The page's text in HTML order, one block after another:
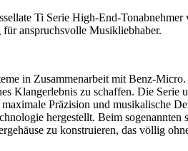
Ti Serie High-End-
anspruchsvolle Musikliebhaber.
in Zusammenarbeit mit Benz-
Klangerlebnis zu schaffen. Die
Präzision und musikalische
hergestellt. Beim
zu konstruieren, das völlig